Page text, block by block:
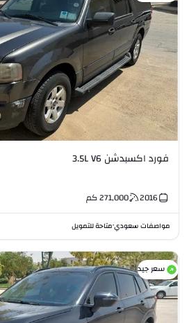
فورد اكسبدشن 3.5L V6
2016
271,000كم
مواصفات سعودي•متاحة للتمويل
سعر جيد